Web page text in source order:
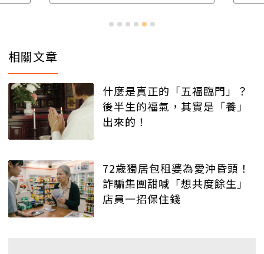
相關文章
什麼是真正的「五福臨門」？
後半生的福氣，其實是「養」
出來的！
72歲獨居包租婆為愛沖昏頭！
詐騙集團甜喊「想共度餘生」
店員一招保住錢